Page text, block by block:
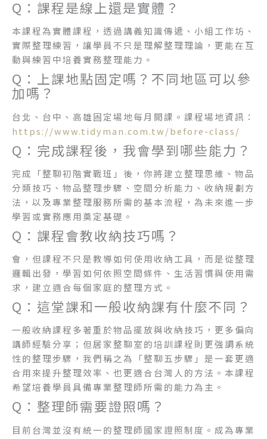
Q：課程是線上還是實體？
本課程為實體課程，透過講義知識傳遞、小組工作坊、
實際整理練習，讓學員不只是理解整理理論，更能在互
動與練習中培養實務整理能力。
Q：上課地點固定嗎？不同地區可以參
加嗎？
台北、台中、高雄固定場地每月開課。課程場地資訊：
https://www.tidyman.com.tw/before-class/
Q：完成課程後，我會學到哪些能力？
完成「整聊初階實戰班」後，你將建立整理思維、物品
分類技巧、物品整理步驟、空間分析能力、收納規劃方
法，以及專業整理服務所需的基本流程，為未來進一步
學習或實務應用奠定基礎。
Q：課程會教收納技巧嗎？
會，但課程不只是教導如何使用收納工具，而是從整理
邏輯出發，學習如何依照空間條件、生活習慣與使用需
求，建立適合每個家庭的整理方式。
Q：這堂課和一般收納課有什麼不同？
一般收納課程多著重於物品擺放與收納技巧，更多偏向
講師經驗分享；但居家整聊室的培訓課程則更強調系統
性的整理步驟，我們稱之為「整聊五步驟」是一套更適
合用來提升整理效率、也更適合台灣人的方法。本課程
希望培養學員具備專業整理師所需的能力為主。
Q：整理師需要證照嗎？
目前台灣並沒有統一的整理師國家證照制度。成為專業